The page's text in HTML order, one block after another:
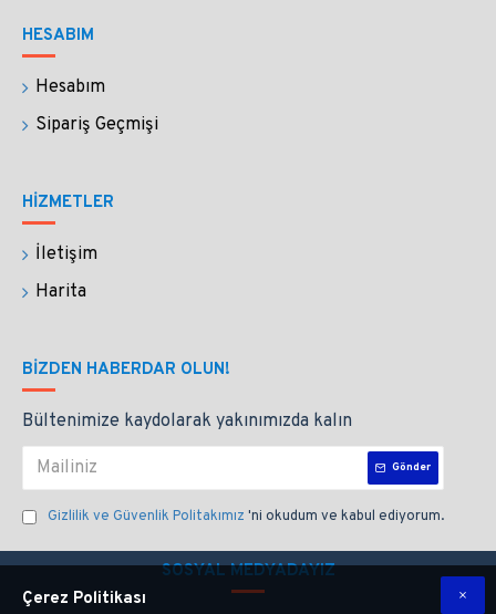
kullanılır.
ucundaki yivlere tutunur ve sadece siz yazarken
Saniyeler içinde temizlenir. Bu sayede tüm
boyalarla, kahve ve şarapla çalışabilirsiniz.
Sadece yazım değil çizim ve resim çalışmaları
için de uygundur.Kolay temizlenmesi sayesinde
çalışmalarınızda çok rahat renk geçişi sağlarsınız.
Özel kutusunun içinde yastığı (kaleminizin
HESABIM
Hesabım
Sipariş Geçmişi
HİZMETLER
İletişim
Harita
BIZDEN HABERDAR OLUN!
Bültenimize kaydolarak yakınımızda kalın
Gönder
Gizlilik ve Güvenlik Politakımız 'ni okudum ve kabul ediyorum.
SOSYAL MEDYADAYIZ
Çerez Politikası